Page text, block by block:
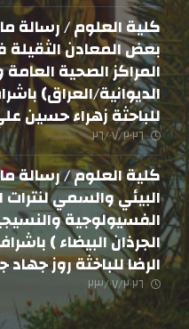
كلية العلوم / رسالة
بعض المعادن الثقيلة
المراكز الصحية
الديوانية/العراق)
للباحثة زهراء حسين
٢٦/٠٧/٢٠٢٦
كلية العلوم / رسالة
البيئي والسمي
الفسيولوجية
الجرذان البيضاء )
الرضا للباخثة روز
٢٣/٠٧/٢٠٢٦